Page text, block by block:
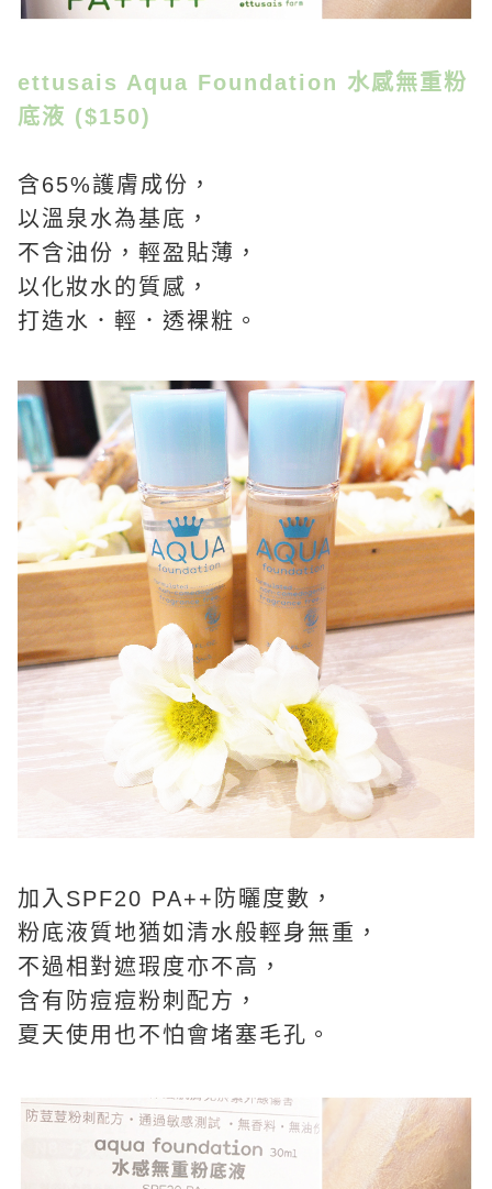
ettusais Aqua Foundation 水感無重粉
底液 ($150)
含65%護膚成份，
以溫泉水為基底，
不含油份，輕盈貼薄，
以化妝水的質感，
打造水．輕．透裸粧。
加入SPF20 PA++防曬度數，
粉底液質地猶如清水般輕身無重，
不過相對遮瑕度亦不高，
含有防痘痘粉刺配方，
夏天使用也不怕會堵塞毛孔。